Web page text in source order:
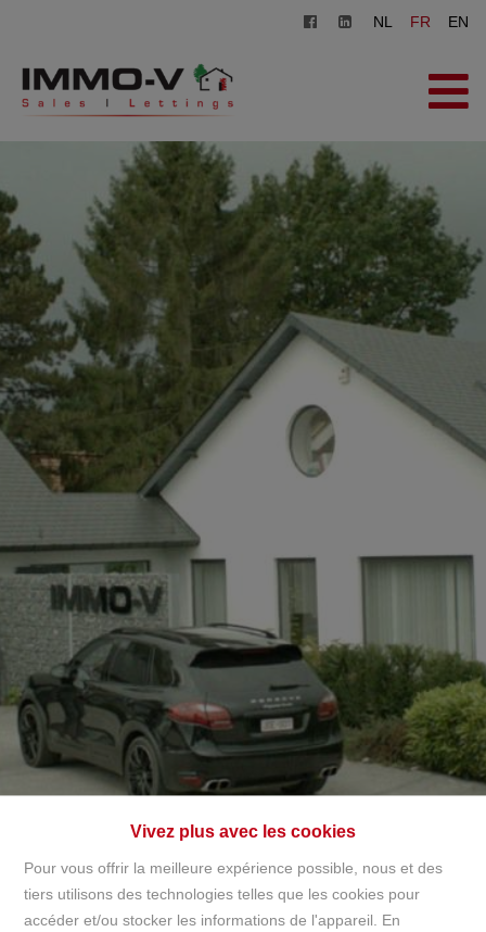
Vivez plus avec les cookies
Pour vous offrir la meilleure expérience possible, nous et des
tiers utilisons des technologies telles que les cookies pour
accéder et/ou stocker les informations de l'appareil. En
NL FR EN
ACCUEIL
À VENDRE
À LOUER
AGENCE
INSCRIPTION
CONTACT
ESTIMATION GRATUITE
info@immov.be